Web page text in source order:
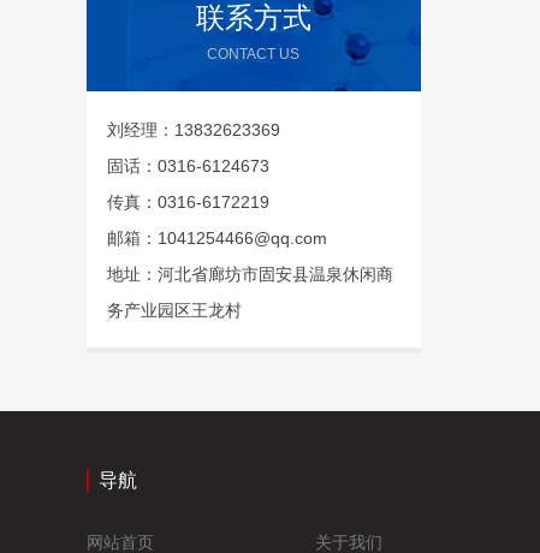
联系方式
CONTACT US
刘经理：13832623369
固话：0316-6124673
传真：0316-6172219
邮箱：1041254466@qq.com
地址：河北省廊坊市固安县温泉休闲商
务产业园区王龙村
导航
网站首页 关于我们